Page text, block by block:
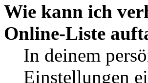
Wie kann ich
Online-Liste
In deinem
Einstellungen